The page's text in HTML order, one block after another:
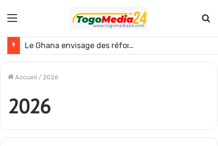
Menu
Le Ghana envisage des réformes politiques
Accueil / 2026
2026